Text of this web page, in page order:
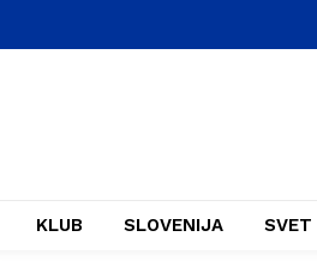
KLUB SLOVENIJA SVET